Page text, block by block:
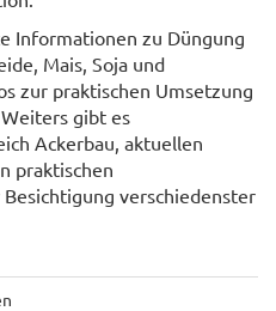
Informationen zu Düngung
Mais, Soja und
zur praktischen Umsetzung
gibt es
Ackerbau, aktuellen
praktischen
verschiedenster